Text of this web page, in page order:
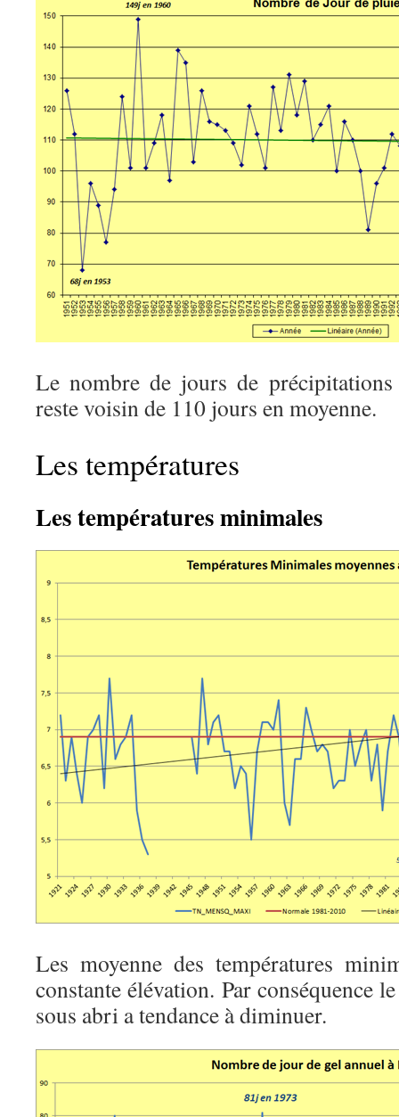
Le nombre de jours de
reste voisin de 110 jours en moyenne.
Les températures
Les températures minimales
Les moyenne des températures
constante élévation. Par conséquence
sous abri a tendance à diminuer.